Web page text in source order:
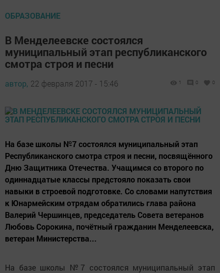
ОБРАЗОВАНИЕ
В Менделеевске состоялся
муниципальный этап республиканского
смотра строя и песни
автор, 22 февраля 2017 - 15:46 1 0 0
На базе школы №7 состоялся муниципальный этап
Республиканского смотра строя и песни, посвящённого
Дню Защитника Отечества. Учащимся со второго по
одиннадцатые классы предстояло показать свои
навыки в строевой подготовке. Со словами напутствия
к Юнармейским отрядам обратились глава района
Валерий Чершинцев, председатель Совета ветеранов
Любовь Сорокина, почётный гражданин Менделеевска,
ветеран Министерства...
На базе школы №7 состоялся муниципальный этап